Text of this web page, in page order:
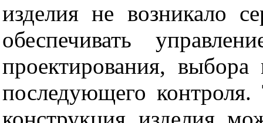
изделия не возникало
обеспечивать
проектирования, выбора
последующего